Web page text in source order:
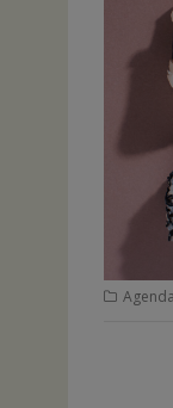
Agenda